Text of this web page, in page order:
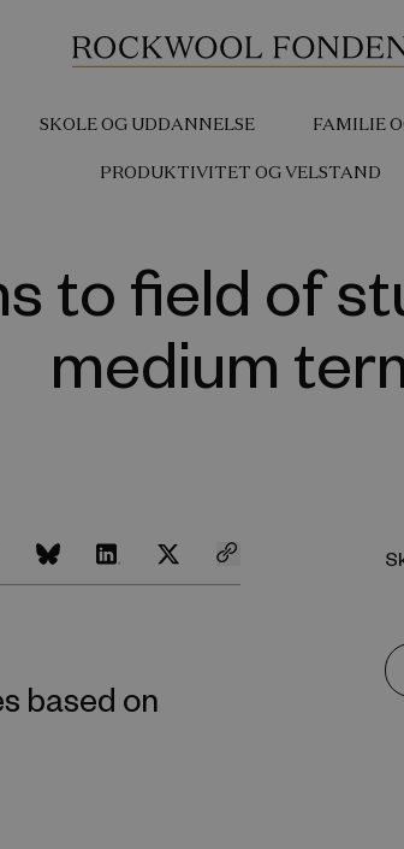
SKOLE OG UDDANNELSE FAMILIE
PRODUKTIVITET OG VELSTAND
to field of
medium
based on